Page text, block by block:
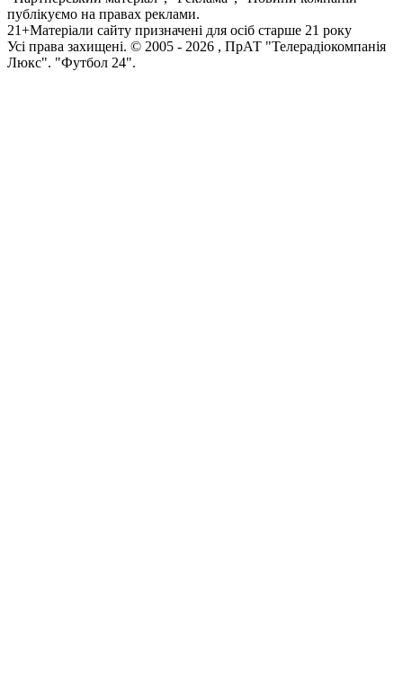
публікуємо на правах реклами.
21+Матеріали сайту призначені для осіб старше 21 року
Усi права захищенi. © 2005 - 2026 , ПрАТ "Телерадіокомпанія
Люкс". "Футбол 24".